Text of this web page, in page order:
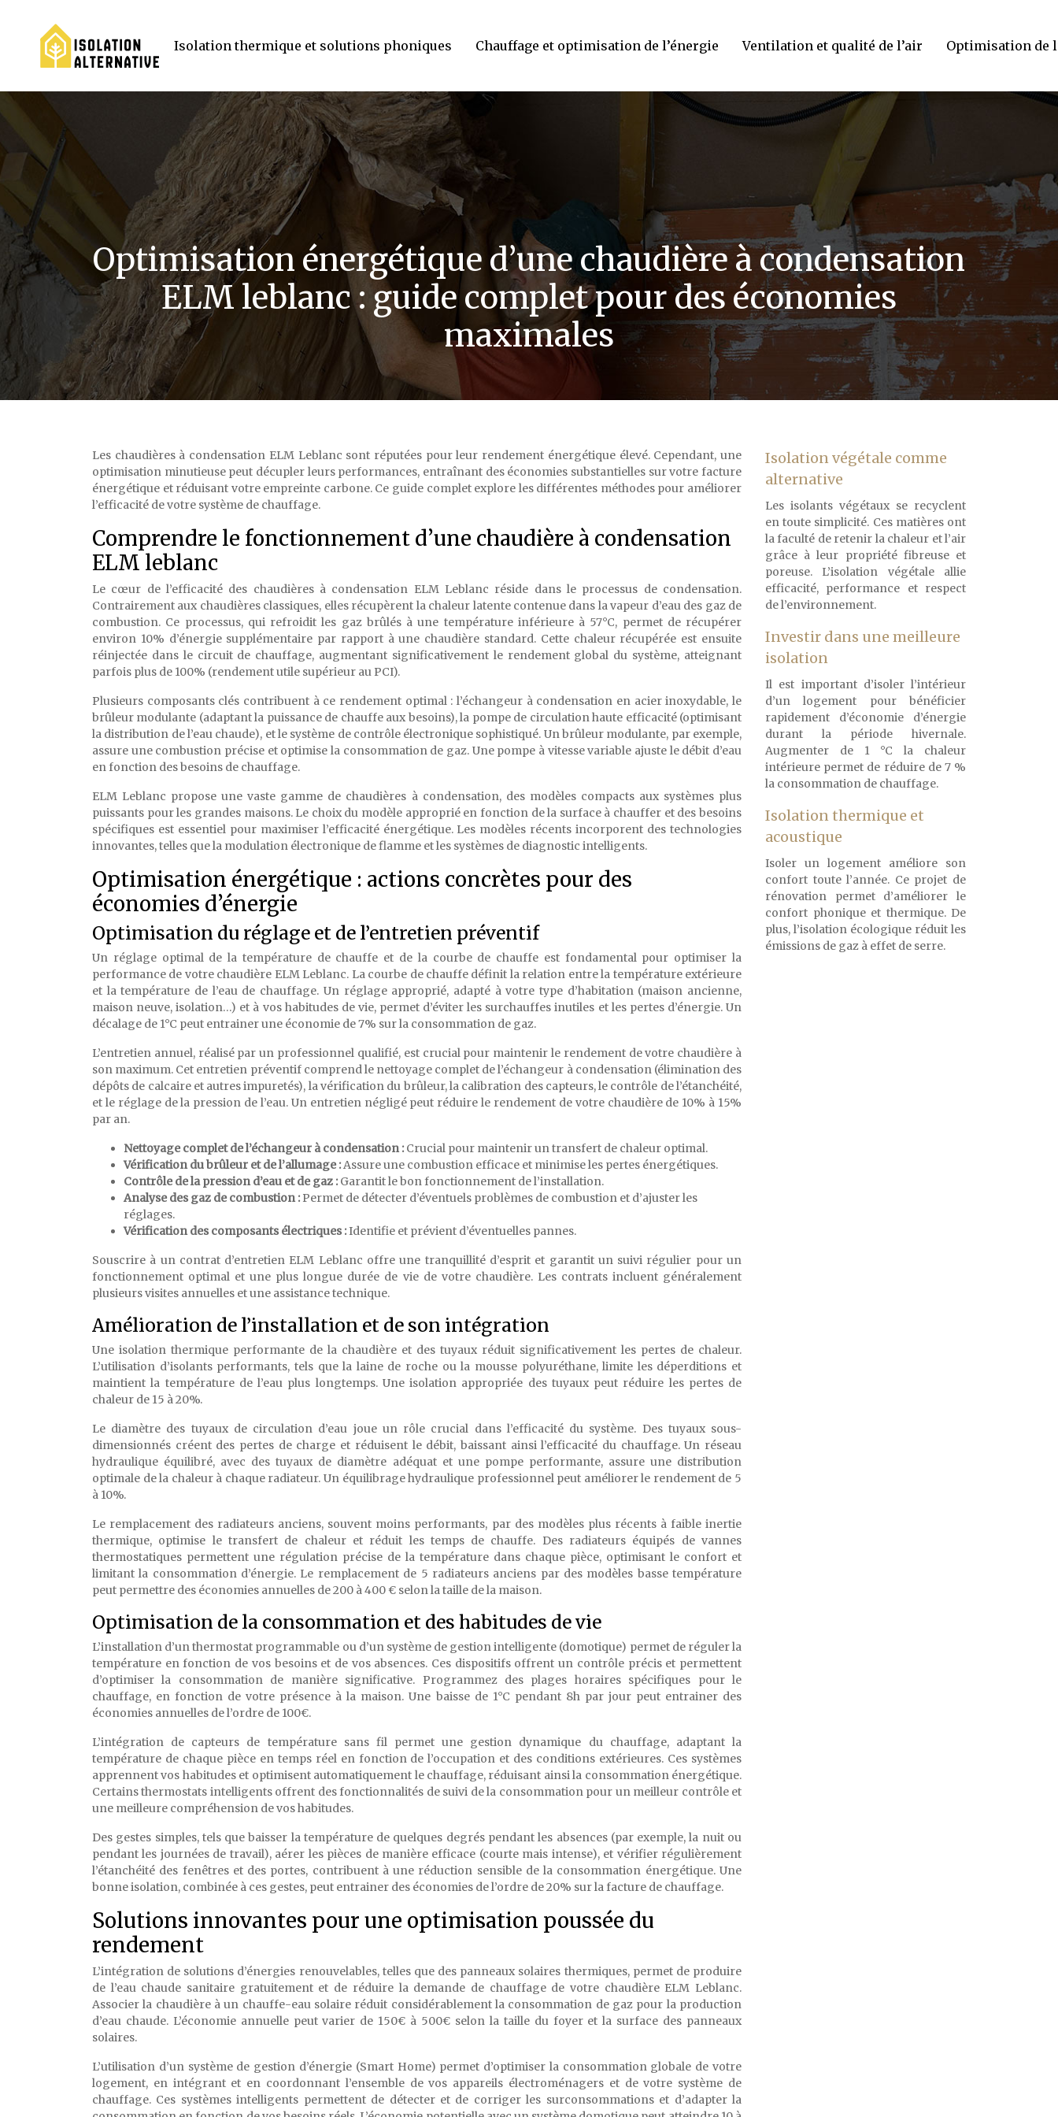
Isolation thermique et solutions phoniques Chauffage et optimisation de l’énergie Ventilation et qualité de l’air Optimisation de
Optimisation énergétique d’une chaudière à condensation
ELM leblanc : guide complet pour des économies
maximales
Les chaudières à condensation ELM Leblanc sont réputées pour leur rendement énergétique élevé. Cependant, une
optimisation minutieuse peut décupler leurs performances, entraînant des économies substantielles sur votre facture
énergétique et réduisant votre empreinte carbone. Ce guide complet explore les différentes méthodes pour améliorer
l’efficacité de votre système de chauffage.
Comprendre le fonctionnement d’une chaudière à condensation
ELM leblanc
Le cœur de l’efficacité des chaudières à condensation ELM Leblanc réside dans le processus de condensation.
Contrairement aux chaudières classiques, elles récupèrent la chaleur latente contenue dans la vapeur d’eau des gaz de
combustion. Ce processus, qui refroidit les gaz brûlés à une température inférieure à 57°C, permet de récupérer
environ 10% d’énergie supplémentaire par rapport à une chaudière standard. Cette chaleur récupérée est ensuite
réinjectée dans le circuit de chauffage, augmentant significativement le rendement global du système, atteignant
parfois plus de 100% (rendement utile supérieur au PCI).
Plusieurs composants clés contribuent à ce rendement optimal : l’échangeur à condensation en acier inoxydable, le
brûleur modulante (adaptant la puissance de chauffe aux besoins), la pompe de circulation haute efficacité (optimisant
la distribution de l’eau chaude), et le système de contrôle électronique sophistiqué. Un brûleur modulante, par exemple,
assure une combustion précise et optimise la consommation de gaz. Une pompe à vitesse variable ajuste le débit d’eau
en fonction des besoins de chauffage.
ELM Leblanc propose une vaste gamme de chaudières à condensation, des modèles compacts aux systèmes plus
puissants pour les grandes maisons. Le choix du modèle approprié en fonction de la surface à chauffer et des besoins
spécifiques est essentiel pour maximiser l’efficacité énergétique. Les modèles récents incorporent des technologies
innovantes, telles que la modulation électronique de flamme et les systèmes de diagnostic intelligents.
Optimisation énergétique : actions concrètes pour des
économies d’énergie
Optimisation du réglage et de l’entretien préventif
Un réglage optimal de la température de chauffe et de la courbe de chauffe est fondamental pour optimiser la
performance de votre chaudière ELM Leblanc. La courbe de chauffe définit la relation entre la température extérieure
et la température de l’eau de chauffage. Un réglage approprié, adapté à votre type d’habitation (maison ancienne,
maison neuve, isolation…) et à vos habitudes de vie, permet d’éviter les surchauffes inutiles et les pertes d’énergie. Un
décalage de 1°C peut entrainer une économie de 7% sur la consommation de gaz.
L’entretien annuel, réalisé par un professionnel qualifié, est crucial pour maintenir le rendement de votre chaudière à
son maximum. Cet entretien préventif comprend le nettoyage complet de l’échangeur à condensation (élimination des
dépôts de calcaire et autres impuretés), la vérification du brûleur, la calibration des capteurs, le contrôle de l’étanchéité,
et le réglage de la pression de l’eau. Un entretien négligé peut réduire le rendement de votre chaudière de 10% à 15%
par an.
Nettoyage complet de l’échangeur à condensation : Crucial pour maintenir un transfert de chaleur optimal.
Vérification du brûleur et de l’allumage :Assure une combustion efficace et minimise les pertes énergétiques.
Contrôle de la pression d’eau et de gaz : Garantit le bon fonctionnement de l’installation.
Analyse des gaz de combustion : Permet de détecter d’éventuels problèmes de combustion et d’ajuster les
réglages.
Vérification des composants électriques :Identifie et prévient d’éventuelles pannes.
Souscrire à un contrat d’entretien ELM Leblanc offre une tranquillité d’esprit et garantit un suivi régulier pour un
fonctionnement optimal et une plus longue durée de vie de votre chaudière. Les contrats incluent généralement
plusieurs visites annuelles et une assistance technique.
Amélioration de l’installation et de son intégration
Une isolation thermique performante de la chaudière et des tuyaux réduit significativement les pertes de chaleur.
L’utilisation d’isolants performants, tels que la laine de roche ou la mousse polyuréthane, limite les déperditions et
maintient la température de l’eau plus longtemps. Une isolation appropriée des tuyaux peut réduire les pertes de
chaleur de 15 à 20%.
Le diamètre des tuyaux de circulation d’eau joue un rôle crucial dans l’efficacité du système. Des tuyaux sous-
dimensionnés créent des pertes de charge et réduisent le débit, baissant ainsi l’efficacité du chauffage. Un réseau
hydraulique équilibré, avec des tuyaux de diamètre adéquat et une pompe performante, assure une distribution
optimale de la chaleur à chaque radiateur. Un équilibrage hydraulique professionnel peut améliorer le rendement de 5
à 10%.
Le remplacement des radiateurs anciens, souvent moins performants, par des modèles plus récents à faible inertie
thermique, optimise le transfert de chaleur et réduit les temps de chauffe. Des radiateurs équipés de vannes
thermostatiques permettent une régulation précise de la température dans chaque pièce, optimisant le confort et
limitant la consommation d’énergie. Le remplacement de 5 radiateurs anciens par des modèles basse température
peut permettre des économies annuelles de 200 à 400 € selon la taille de la maison.
Optimisation de la consommation et des habitudes de vie
L’installation d’un thermostat programmable ou d’un système de gestion intelligente (domotique) permet de réguler la
température en fonction de vos besoins et de vos absences. Ces dispositifs offrent un contrôle précis et permettent
d’optimiser la consommation de manière significative. Programmez des plages horaires spécifiques pour le
chauffage, en fonction de votre présence à la maison. Une baisse de 1°C pendant 8h par jour peut entrainer des
économies annuelles de l’ordre de 100€.
L’intégration de capteurs de température sans fil permet une gestion dynamique du chauffage, adaptant la
température de chaque pièce en temps réel en fonction de l’occupation et des conditions extérieures. Ces systèmes
apprennent vos habitudes et optimisent automatiquement le chauffage, réduisant ainsi la consommation énergétique.
Certains thermostats intelligents offrent des fonctionnalités de suivi de la consommation pour un meilleur contrôle et
une meilleure compréhension de vos habitudes.
Des gestes simples, tels que baisser la température de quelques degrés pendant les absences (par exemple, la nuit ou
pendant les journées de travail), aérer les pièces de manière efficace (courte mais intense), et vérifier régulièrement
l’étanchéité des fenêtres et des portes, contribuent à une réduction sensible de la consommation énergétique. Une
bonne isolation, combinée à ces gestes, peut entrainer des économies de l’ordre de 20% sur la facture de chauffage.
Solutions innovantes pour une optimisation poussée du
rendement
L’intégration de solutions d’énergies renouvelables, telles que des panneaux solaires thermiques, permet de produire
de l’eau chaude sanitaire gratuitement et de réduire la demande de chauffage de votre chaudière ELM Leblanc.
Associer la chaudière à un chauffe-eau solaire réduit considérablement la consommation de gaz pour la production
d’eau chaude. L’économie annuelle peut varier de 150€ à 500€ selon la taille du foyer et la surface des panneaux
solaires.
L’utilisation d’un système de gestion d’énergie (Smart Home) permet d’optimiser la consommation globale de votre
logement, en intégrant et en coordonnant l’ensemble de vos appareils électroménagers et de votre système de
chauffage. Ces systèmes intelligents permettent de détecter et de corriger les surconsommations et d’adapter la
Isolation végétale comme
alternative
Les isolants végétaux se recyclent
en toute simplicité. Ces matières ont
la faculté de retenir la chaleur et l’air
grâce à leur propriété fibreuse et
poreuse. L’isolation végétale allie
efficacité, performance et respect
de l’environnement.
Investir dans une meilleure
isolation
Il est important d’isoler l’intérieur
d’un logement pour bénéficier
rapidement d’économie d’énergie
durant la période hivernale.
Augmenter de 1 °C la chaleur
intérieure permet de réduire de 7 %
la consommation de chauffage.
Isolation thermique et
acoustique
Isoler un logement améliore son
confort toute l’année. Ce projet de
rénovation permet d’améliorer le
confort phonique et thermique. De
plus, l’isolation écologique réduit les
émissions de gaz à effet de serre.